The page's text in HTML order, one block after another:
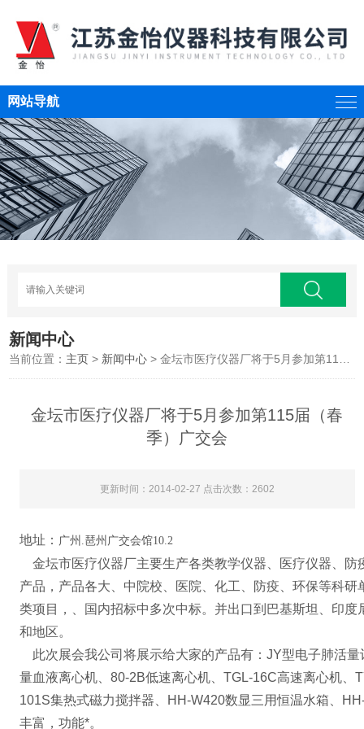
网站导航
新闻中心
当前位置： 主页 > 新闻中心 > 金坛市医疗仪器厂将于5月参加第115届（春季）广交会
金坛市医疗仪器厂将于5月参加第115届（春
季）广交会
更新时间：2014-02-27 点击次数：2602
地址： 广州 .琶州广交会馆10.2
金坛市医疗仪器厂主要生产各类教学仪器、医疗仪器、防
产品，产品各大、中院校、医院、化工、防疫、环保等科
类项目，、国内招标中多次中标。并出口到巴基斯坦、印
和地区。
此次展会我公司将展示给大家的产品有：JY型电子肺活
量血液离心机、80-2B低速离心机、TGL-16C高速离心机、
101S集热式磁力搅拌器、HH-W420数显三用恒温水箱、
丰富，功能*。